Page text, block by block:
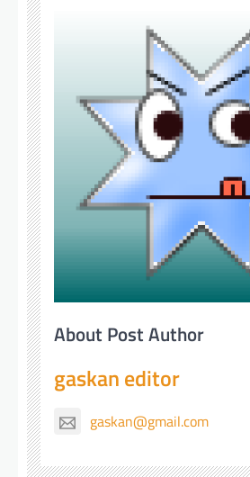
About Post Author
gaskan editor
gaskan@gmail.com